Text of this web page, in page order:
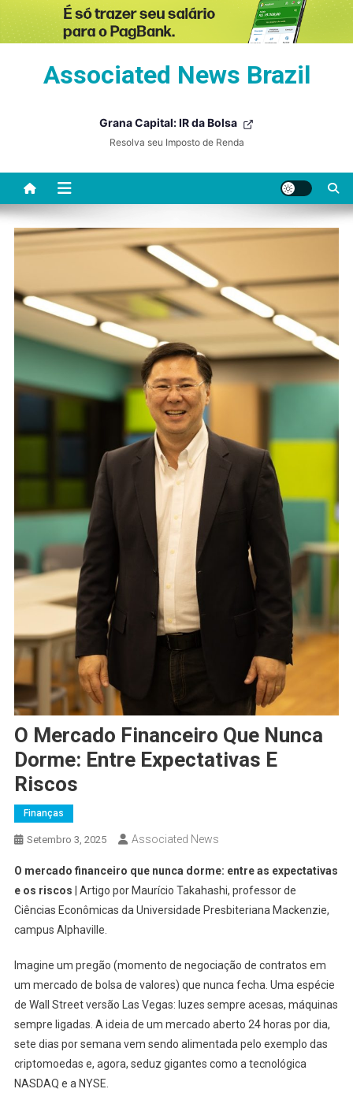
Associated News Brazil
Grana Capital: IR da Bolsa
Resolva seu Imposto de Renda
O Mercado Financeiro Que Nunca
Dorme: Entre Expectativas E
Riscos
Finanças
Setembro 3, 2025 Associated News
O mercado financeiro que nunca dorme: entre as expectativas
e os riscos | Artigo por Maurício Takahashi, professor de
Ciências Econômicas da Universidade Presbiteriana Mackenzie,
campus Alphaville.
Imagine um pregão (momento de negociação de contratos em
um mercado de bolsa de valores) que nunca fecha. Uma espécie
de Wall Street versão Las Vegas: luzes sempre acesas, máquinas
sempre ligadas. A ideia de um mercado aberto 24 horas por dia,
sete dias por semana vem sendo alimentada pelo exemplo das
criptomoedas e, agora, seduz gigantes como a tecnológica
NASDAQ e a NYSE.